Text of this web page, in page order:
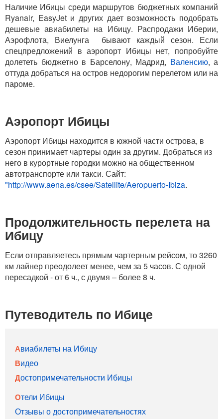
Наличие Ибицы среди маршрутов бюджетных компаний
Ryanair, EasyJet и других дает возможность подобрать
дешевые авиабилеты на Ибицу. Распродажи Иберии,
Аэрофлота, Виелунга бывают каждый сезон. Если
спецпредложений в аэропорт Ибицы нет, попробуйте
долететь бюджетно в Барселону, Мадрид, Валенсию, а
оттуда добраться на остров недорогим перелетом или на
пароме.
Аэропорт Ибицы
Аэропорт Ибицы находится в южной части острова, в
сезон принимает чартеры один за другим. Добраться из
него в курортные городки можно на общественном
автотранспорте или такси. Сайт:
"http://www.aena.es/csee/Satellite/Aeropuerto-Ibiza.
Продолжительность перелета на
Ибицу
Если отправляетесь прямым чартерным рейсом, то 3260
км лайнер преодолеет менее, чем за 5 часов. С одной
пересадкой - от 6 ч., с двумя – более 8 ч.
Путеводитель по Ибице
Авиабилеты на Ибицу
Видео
Достопримечательности Ибицы
Отели Ибицы
Отзывы о достопримечательностях